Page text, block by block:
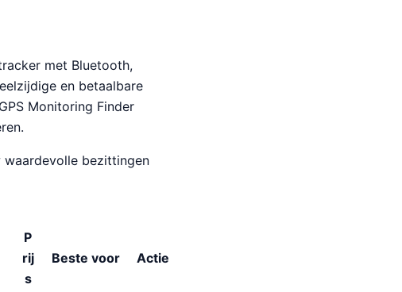
met Bluetooth,
en betaalbare
Monitoring Finder
waardevolle bezittingen
P
rij
s
Beste voor Actie